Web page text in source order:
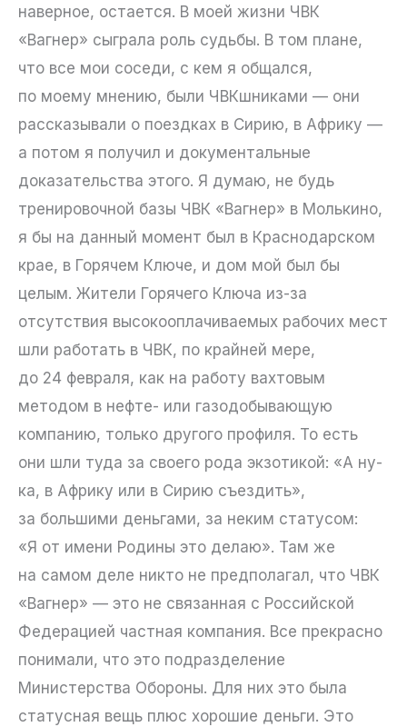
наверное, остается. В моей жизни ЧВК
«Вагнер» сыграла роль судьбы. В том плане,
что все мои соседи, с кем я общался,
по моему мнению, были ЧВКшниками — они
рассказывали о поездках в Сирию, в Африку —
а потом я получил и документальные
доказательства этого. Я думаю, не будь
тренировочной базы ЧВК «Вагнер» в Молькино,
я бы на данный момент был в Краснодарском
крае, в Горячем Ключе, и дом мой был бы
целым. Жители Горячего Ключа из-за
отсутствия высокооплачиваемых рабочих мест
шли работать в ЧВК, по крайней мере,
до 24 февраля, как на работу вахтовым
методом в нефте- или газодобывающую
компанию, только другого профиля. То есть
они шли туда за своего рода экзотикой: «А ну-
ка, в Африку или в Сирию съездить»,
за большими деньгами, за неким статусом:
«Я от имени Родины это делаю». Там же
на самом деле никто не предполагал, что ЧВК
«Вагнер» — это не связанная с Российской
Федерацией частная компания. Все прекрасно
понимали, что это подразделение
Министерства Обороны. Для них это была
статусная вещь плюс хорошие деньги. Это